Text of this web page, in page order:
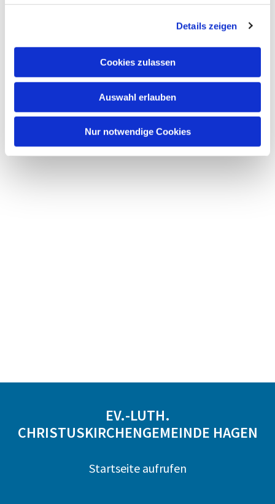
Details zeigen
Cookies zulassen
Auswahl erlauben
Nur notwendige Cookies
Dies könnte Sie auch
interessieren
EV.-LUTH.
CHRISTUSKIRCHENGEMEINDE HAGEN
Startseite aufrufen